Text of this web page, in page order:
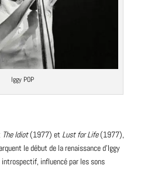
Iggy POP
The Idiot(1977) et Lust for Life(1977),
le début de la renaissance d’Iggy
influencé par les sons